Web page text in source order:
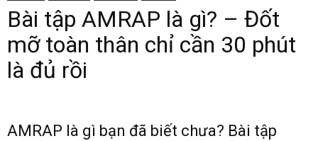
Bài tập AMRAP là gì? – Đốt
mỡ toàn thân chỉ cần 30 phút
là đủ rồi
AMRAP là gì bạn đã biết chưa? Bài tập